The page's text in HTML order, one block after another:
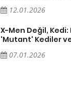
12.01.2026
X-Men Değil,
'Mutant' Kediler
07.01.2026